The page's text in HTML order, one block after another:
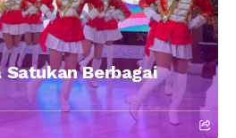
Satukan Berbagai